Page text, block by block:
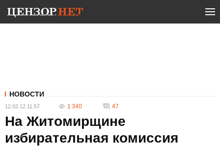
НОВОСТИ
12.02.12 11:57 1 340 47
На Житомирщине
избирательная комиссия